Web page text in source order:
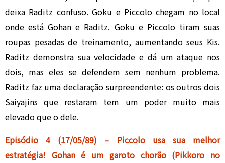
deixa Raditz confuso. Goku e Piccolo chegam no local
onde está Gohan e Raditz. Goku e Piccolo tiram suas
roupas pesadas de treinamento, aumentando seus Kis.
Raditz demonstra sua velocidade e dá um ataque nos
dois, mas eles se defendem sem nenhum problema.
Raditz faz uma declaração surpreendente: os outros dois
Saiyajins que restaram tem um poder muito mais
elevado que o dele.
Episódio 4 (17/05/89) – Piccolo usa sua melhor
estratégia! Gohan é um garoto chorão (Pikkoro no